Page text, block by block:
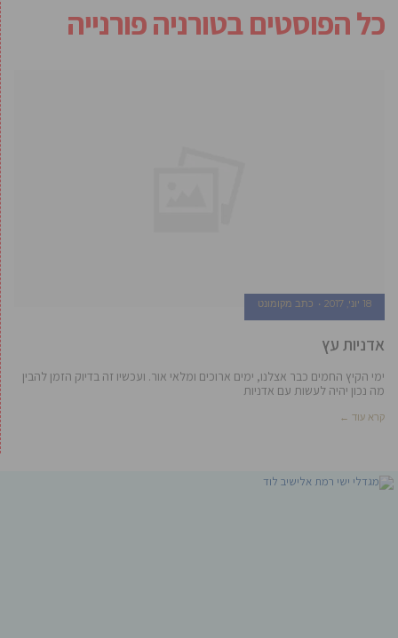
כל הפוסטים בטורניה פורנייה
18 יוני, 2017 כתב מקומונט
אדניות עץ
ימי הקיץ החמים כבר אצלנו, ימים ארוכים ומלאי אור. ועכשיו זה בדיוק הזמן להבין
מה נכון יהיה לעשות עם אדניות
קרא עוד ←